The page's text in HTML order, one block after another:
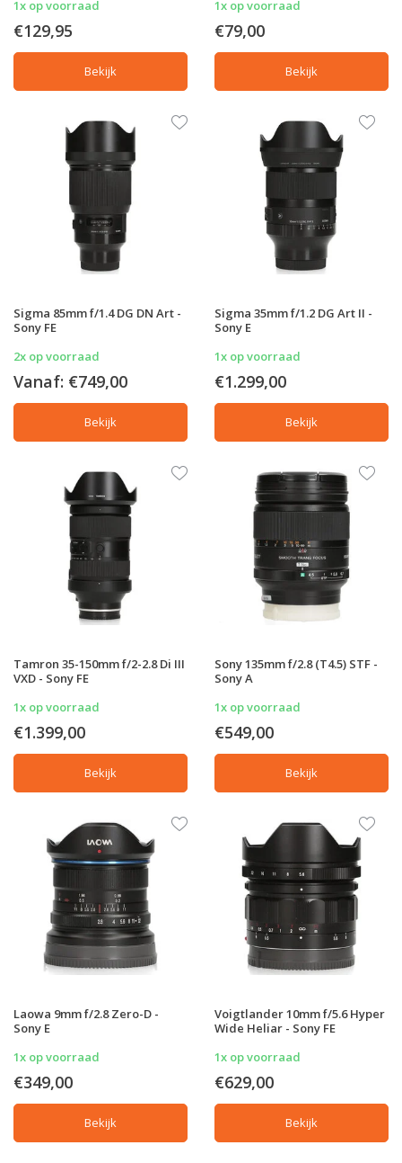
1x op voorraad
€129,95
Bekijk
1x op voorraad
€79,00
Bekijk
Sigma 85mm f/1.4 DG DN Art -
Sony FE
2x op voorraad
Vanaf: €749,00
Bekijk
Sigma 35mm f/1.2 DG Art II -
Sony E
1x op voorraad
€1.299,00
Bekijk
Tamron 35-150mm f/2-2.8 Di III
VXD - Sony FE
1x op voorraad
€1.399,00
Bekijk
Sony 135mm f/2.8 (T4.5) STF -
Sony A
1x op voorraad
€549,00
Bekijk
Laowa 9mm f/2.8 Zero-D -
Sony E
1x op voorraad
€349,00
Bekijk
Voigtlander 10mm f/5.6 Hyper
Wide Heliar - Sony FE
1x op voorraad
€629,00
Bekijk